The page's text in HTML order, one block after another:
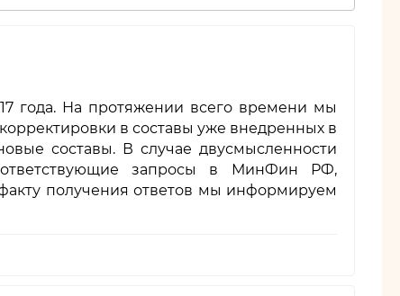
года. На протяжении всего времени мы
в составы уже внедренных в
составы. В случае двусмысленности
запросы в МинФин РФ,
получения ответов мы информируем